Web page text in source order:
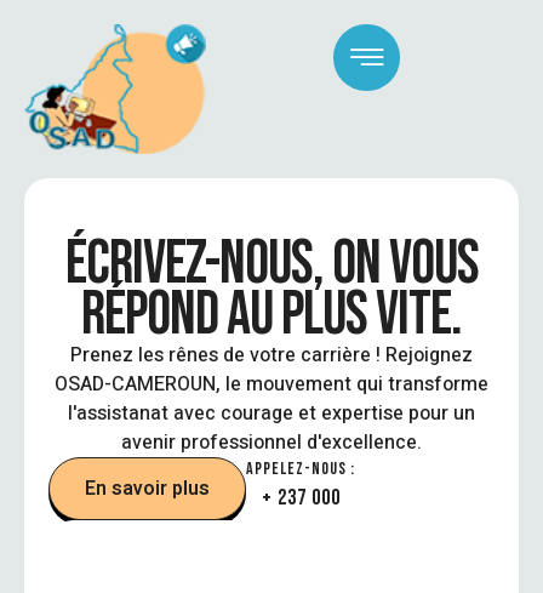
ÉCRIVEZ-NOUS, ON VOUS
RÉPOND AU PLUS VITE.
Prenez les rênes de votre carrière ! Rejoignez
OSAD-CAMEROUN, le mouvement qui transforme
l'assistanat avec courage et expertise pour un
avenir professionnel d'excellence.
En savoir plus
APPELEZ-NOUS :
+ 237 000